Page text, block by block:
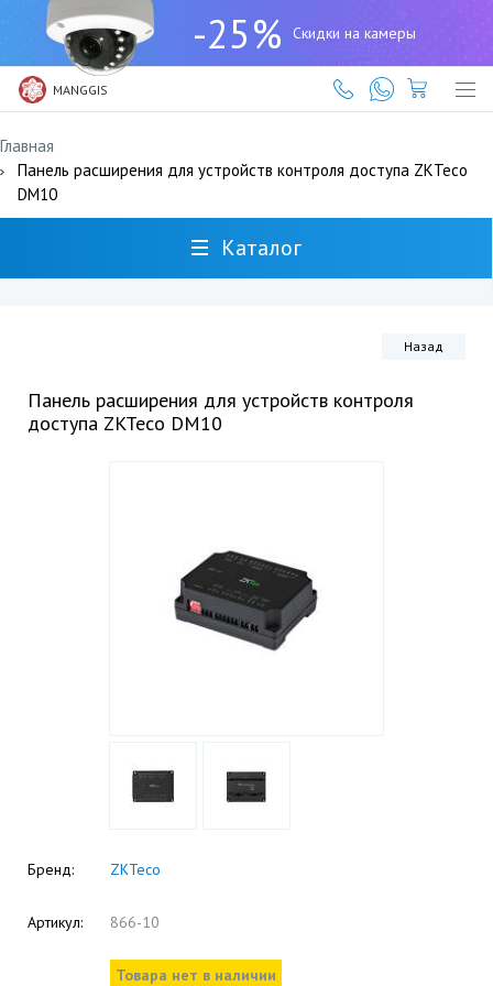
-25% Скидки на камеры
MANGGIS
(727)
317-
61-
61
Главная
Панель расширения для устройств контроля доступа ZKTeco
DM10
Каталог
Назад
Панель расширения для устройств контроля
доступа ZKTeco DM10
Бренд: ZKTeco
Артикул: 866-10
Товара нет в наличии